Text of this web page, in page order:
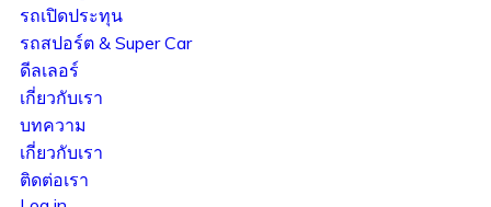
รถเปิดประทุน
รถสปอร์ต & Super Car
ดีลเลอร์
เกี่ยวกับเรา
บทความ
เกี่ยวกับเรา
ติดต่อเรา